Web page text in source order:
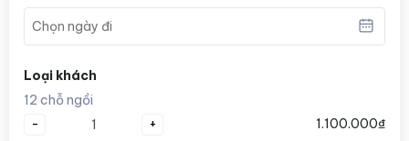
Loại khách
12 chỗ ngồi
-
+
1.100.000₫